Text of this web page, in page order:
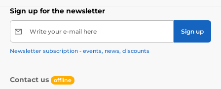
Sign up for the newsletter
Write your e-mail here Sign up
Newsletter subscription - events, news, discounts
Contact us offline